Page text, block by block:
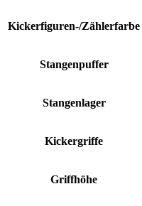
Kickerfiguren-/Zählerfarbe
Stangenpuffer
Stangenlager
Kickergriffe
Griffhöhe